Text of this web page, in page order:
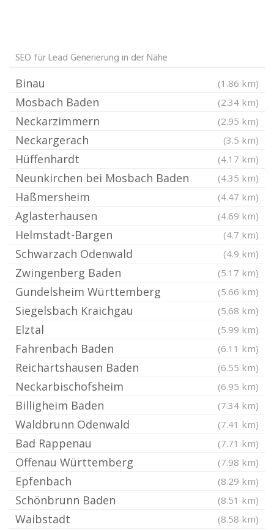
SEO für Lead Generierung in der Nähe
Binau (1.86 km)
Mosbach Baden (2.34 km)
Neckarzimmern (2.95 km)
Neckargerach (3.5 km)
Hüffenhardt (4.17 km)
Neunkirchen bei Mosbach Baden (4.35 km)
Haßmersheim (4.47 km)
Aglasterhausen (4.69 km)
Helmstadt-Bargen (4.7 km)
Schwarzach Odenwald (4.9 km)
Zwingenberg Baden (5.17 km)
Gundelsheim Württemberg (5.66 km)
Siegelsbach Kraichgau (5.68 km)
Elztal (5.99 km)
Fahrenbach Baden (6.11 km)
Reichartshausen Baden (6.55 km)
Neckarbischofsheim (6.95 km)
Billigheim Baden (7.34 km)
Waldbrunn Odenwald (7.41 km)
Bad Rappenau (7.71 km)
Offenau Württemberg (7.98 km)
Epfenbach (8.29 km)
Schönbrunn Baden (8.51 km)
Waibstadt (8.58 km)